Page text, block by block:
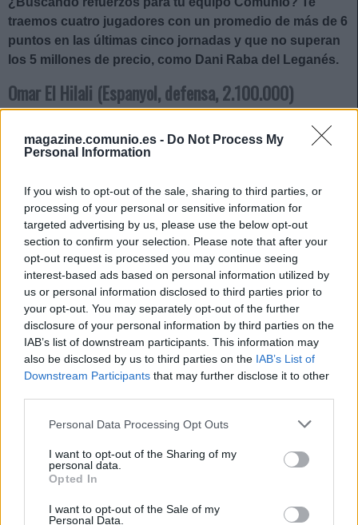
magazine.comunio.es - Do Not Process My
Personal Information
If you wish to opt-out of the sale, sharing to third parties, or
processing of your personal or sensitive information for
targeted advertising by us, please use the below opt-out
section to confirm your selection. Please note that after your
opt-out request is processed you may continue seeing
interest-based ads based on personal information utilized by
us or personal information disclosed to third parties prior to
your opt-out. You may separately opt-out of the further
disclosure of your personal information by third parties on the
IAB’s list of downstream participants. This information may
also be disclosed by us to third parties on the IAB’s List of
Downstream Participants that may further disclose it to other
Please note that this website/app uses one or more Google
not limited to your visit or usage behaviour. You may click to
grant or deny consent to Google and its third-party tags to
use your data for below specified purposes in below Google
consent section.
Personal Data Processing Opt Outs
I want to opt-out of the Sharing of my
personal data.
Opted In
I want to opt-out of the Sale of my
Personal Data.
traemos cuatro jugadores con un promedio de más de 6
puntos en las últimas cinco jornadas y que no superan
los 5 millones de precio, como Dani Raba del Leganés.
Omar El Hilali (Espanyol, defensa, 2.100.000)
El defensa del Espanyol se está saliendo en la segunda
vuelta del campeonato y sólo Sergi Cardona lleva más
Omar ha sumado 39 puntos, con un espectacular promedio
de 7,80.
La clave de sus buenas valoraciones no está sólo en las
dos asistencias que dio en las jornadas 20 y 22, sino en su
fiabilidad en estadísticas como duelos y, sobre todo,
entradas. Omar El Hilali es el jugador con más ‘tackles’
realizados en el campeonato, con 85 en total. A pesar de
sus buenos números, el defensa marroquí sigue teniendo
un valor de mercado relativamente bajo en Comunio, 2,1
millones.
Álvaro García (Rayo, centrocampista, 4.030.000)
la mayoría de sus futbolistas titulares son recomendables en
Comunio, entre los que se encuentra Álvaro García. El
menos a más esta temporada y en las últimas cinco